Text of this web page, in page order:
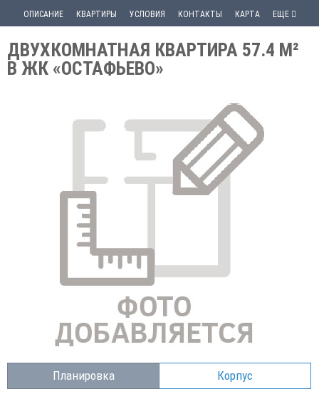
ОПИСАНИЕ КВАРТИРЫ УСЛОВИЯ КОНТАКТЫ КАРТА ЕЩЕ
ДВУХКОМНАТНАЯ КВАРТИРА 57.4 М²
В ЖК «ОСТАФЬЕВО»
Планировка Корпус